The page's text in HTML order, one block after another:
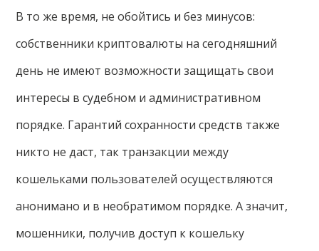
В то же время, не обойтись и без минусов:
собственники криптовалюты на сегодняшний
день не имеют возможности защищать свои
интересы в судебном и административном
порядке. Гарантий сохранности средств также
никто не даст, так транзакции между
кошельками пользователей осуществляются
анонимано и в необратимом порядке. А значит,
мошенники, получив доступ к кошельку